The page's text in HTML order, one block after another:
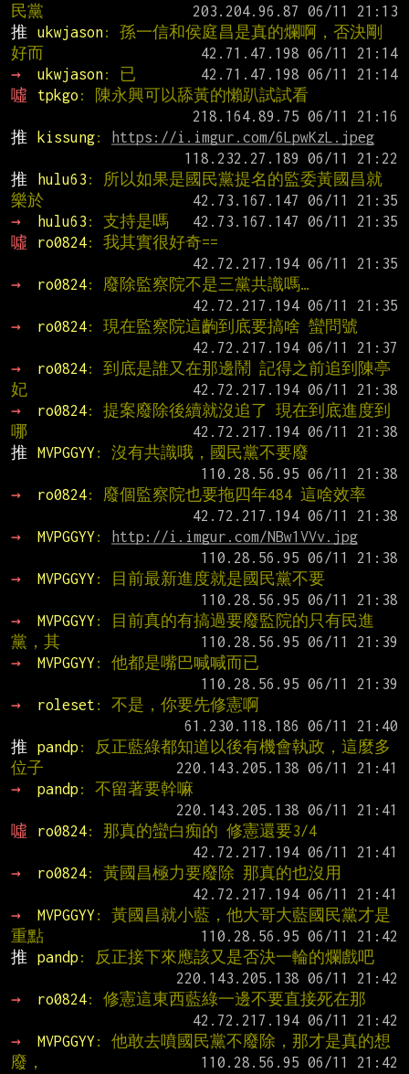
民黨
推
ukwjason: 孫一信和侯庭昌是真的爛啊，否決剛
好而
→
ukwjason: 已
噓
tpkgo : 陳永興可以舔黃的懶趴試試看
推
kissung:
https://i.imgur.com/6LpwKzL.jpeg
推
hulu63 : 所以如果是國民黨提名的監委黃國昌就
樂於
→
hulu63 : 支持是嗎
噓
ro0824: 我其實很好奇==
→
ro0824: 廢除監察院不是三黨共識嗎…
→
ro0824: 現在監察院這齣到底要搞啥 蠻問號
→
ro0824: 到底是誰又在那邊鬧 記得之前追到陳亭
妃
→
ro0824: 提案廢除後續就沒追了 現在到底進度到
哪
推
MVPGGYY : 沒有共識哦，國民黨不要廢
→
ro0824: 廢個監察院也要拖四年484 這啥效率
→
MVPGGYY :
http://i.imgur.com/NBw1VVv.jpg
→
MVPGGYY : 目前最新進度就是國民黨不要
→
MVPGGYY : 目前真的有搞過要廢監院的只有民進
黨，其
→
MVPGGYY : 他都是嘴巴喊喊而已
→
roleset : 不是，你要先修憲啊
推
pandp : 反正藍綠都知道以後有機會執政，這麼多
位子
→
pandp : 不留著要幹嘛
噓
ro0824: 那真的蠻白痴的 修憲還要3/4
→
ro0824: 黃國昌極力要廢除 那真的也沒用
→
MVPGGYY : 黃國昌就小藍，他大哥大藍國民黨才是
重點
推
pandp : 反正接下來應該又是否決一輪的爛戲吧
→
ro0824: 修憲這東西藍綠一邊不要直接死在那
→
MVPGGYY : 他敢去噴國民黨不廢除，那才是真的想
廢，